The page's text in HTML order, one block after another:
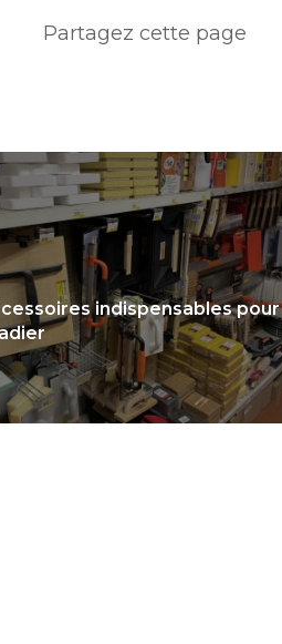
indispensables pour